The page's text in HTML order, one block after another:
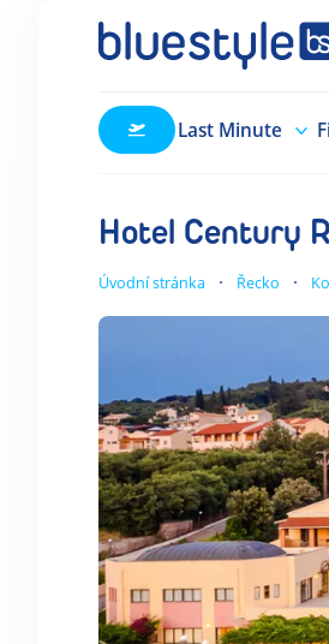
Last Minute
Hotel Century
Úvodní stránka Řecko